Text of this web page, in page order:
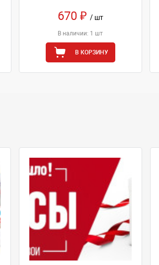
670 ₽ / шт
В наличии: 1 шт
В КОРЗИНУ